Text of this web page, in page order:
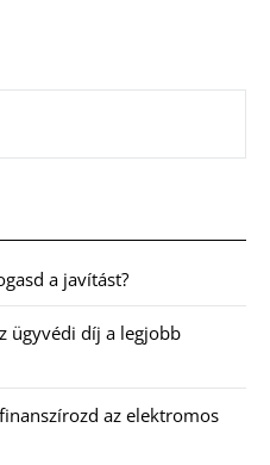
a javítást?
ügyvédi díj a legjobb
az elektromos